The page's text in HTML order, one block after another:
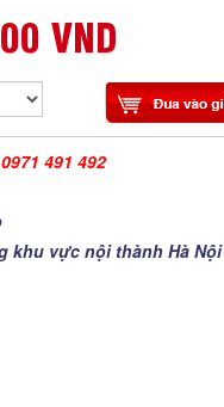
VND
0971 491 492
khu vực nội thành Hà Nội